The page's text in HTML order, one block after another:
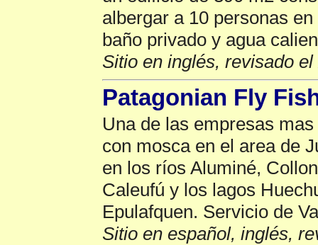
albergar a 10 personas
baño privado y agua
Sitio en inglés, revisado el
Patagonian Fly
Una de las empresas
con mosca en el area de
en los ríos Aluminé,
Caleufú y los lagos
Epulafquen. Servicio de
Sitio en español, inglés,